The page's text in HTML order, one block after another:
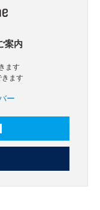
案内
ます
きます
ー